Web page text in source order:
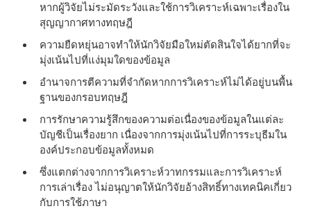
หากผู้วิจัยไม่ระมัดระวังและใช้การวิเคราะห์เฉพาะเรื่องใน
สุญญากาศทางทฤษฎี
ความยืดหยุ่นอาจทําให้นักวิจัยมือใหม่ตัดสินใจได้ยากที่จะ
มุ่งเน้นไปที่แง่มุมใดของข้อมูล
อํานาจการตีความที่จํากัดหากการวิเคราะห์ไม่ได้อยู่บนพื้น
ฐานของกรอบทฤษฎี
การรักษาความรู้สึกของความต่อเนื่องของข้อมูลในแต่ละ
บัญชีเป็นเรื่องยาก เนื่องจากการมุ่งเน้นไปที่การระบุธีมใน
องค์ประกอบข้อมูลทั้งหมด
ซึ่งแตกต่างจากการวิเคราะห์วาทกรรมและการวิเคราะห์
การเล่าเรื่อง ไม่อนุญาตให้นักวิจัยอ้างสิทธิ์ทางเทคนิคเกี่ยว
กับการใช้ภาษา